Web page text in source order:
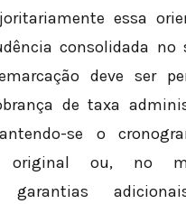
essa
consolidada no
deve ser
de taxa
se o
original ou, no
garantias